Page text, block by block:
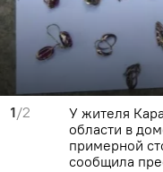
1/2
У жителя
области в
примерной
сообщила